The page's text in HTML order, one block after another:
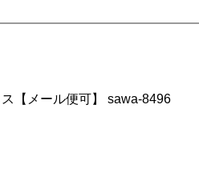
【メール便可】 sawa-8496